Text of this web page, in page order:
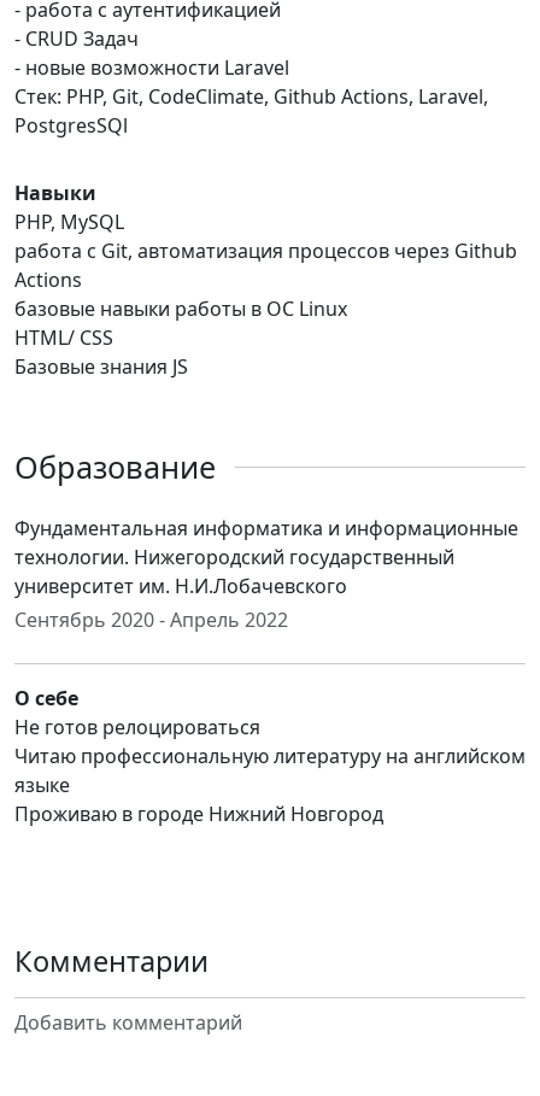
- работа с аутентификацией
- CRUD Задач
- новые возможности Laravel
Стек: PHP, Git, CodeClimate, Github Actions, Laravel,
PostgresSQl
Навыки
PHP, MySQL
работа с Git, автоматизация процессов через Github
Actions
базовые навыки работы в ОС Linux
HTML/ CSS
Базовые знания JS
Образование
Фундаментальная информатика и информационные
технологии. Нижегородский государственный
университет им. Н.И.Лобачевского
Сентябрь 2020 - Апрель 2022
О себе
Не готов релоцироваться
Читаю профессиональную литературу на английском
языке
Проживаю в городе Нижний Новгород
Комментарии
Добавить комментарий